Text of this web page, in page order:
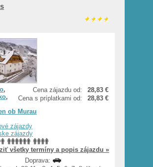
Cena zájazdu od:
28,83 €
Cena s príplatkami od:
28,83 €
,
,
ob Murau
zájazdy
zájazdy
všetky termíny a popis zájazdu »
Doprava: